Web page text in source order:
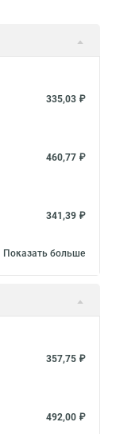
335,03 ₽
460,77 ₽
341,39 ₽
Показать больше
357,75 ₽
492,00 ₽